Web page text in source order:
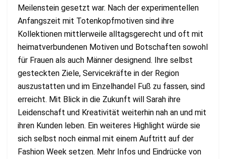
Meilenstein gesetzt war. Nach der experimentellen
Anfangszeit mit Totenkopfmotiven sind ihre
Kollektionen mittlerweile alltagsgerecht und oft mit
heimatverbundenen Motiven und Botschaften sowohl
für Frauen als auch Männer designend. Ihre selbst
gesteckten Ziele, Servicekräfte in der Region
auszustatten und im Einzelhandel Fuß zu fassen, sind
erreicht. Mit Blick in die Zukunft will Sarah ihre
Leidenschaft und Kreativität weiterhin nah an und mit
ihren Kunden leben. Ein weiteres Highlight würde sie
sich selbst noch einmal mit einem Auftritt auf der
Fashion Week setzen. Mehr Infos und Eindrücke von